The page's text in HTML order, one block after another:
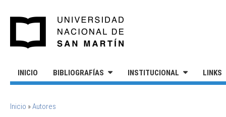
INICIO BIBLIOGRAFÍAS INSTITUCIONAL LINKS
SE ENCUENTRA USTED AQUÍ
Inicio »Autores